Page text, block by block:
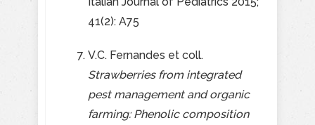
41(2): A75
V.C. Fernandes et coll.
Strawberries from integrated
pest management and organic
farming: Phenolic composition